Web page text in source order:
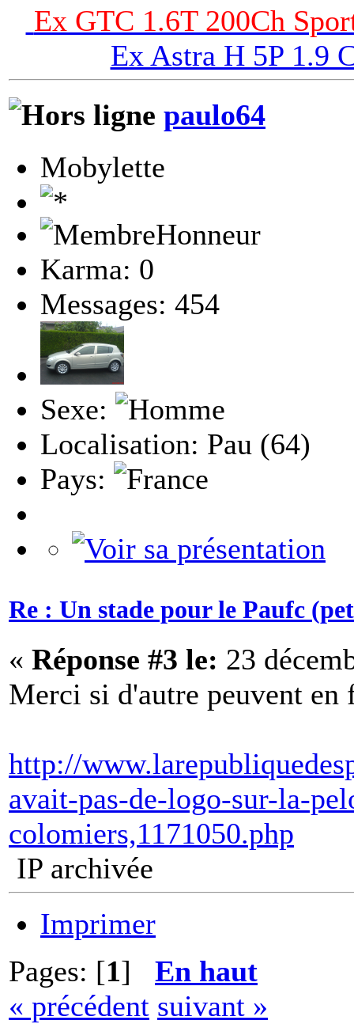
Ex GTC 1.6T 200Ch
Ex Astra H 5P 1.9
paulo64
Mobylette
Karma: 0
Messages: 454
Sexe:
Localisation: Pau (64)
Pays:
Re : Un stade pour le Paufc
« Réponse #3 le: 23
Merci si d'autre peuvent en
http://
avait-pas-de-logo-sur-la-
colomiers,1171050.php
IP archivée
Imprimer
Pages: [1] En haut
« précédent suivant »